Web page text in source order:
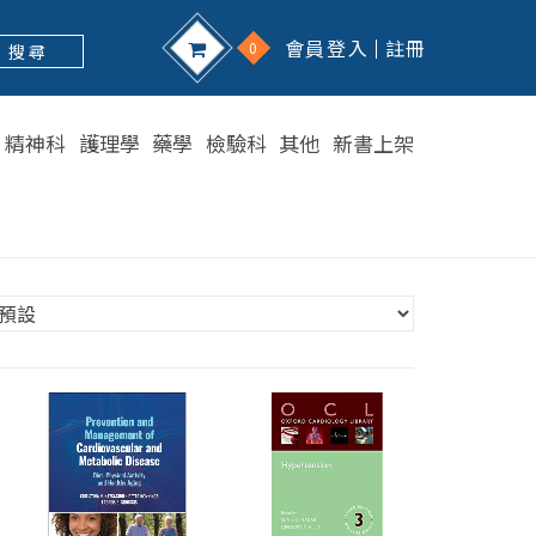
搜 尋 0 會員登入 註冊
精神科 護理學 藥學 檢驗科 其他 新書上架